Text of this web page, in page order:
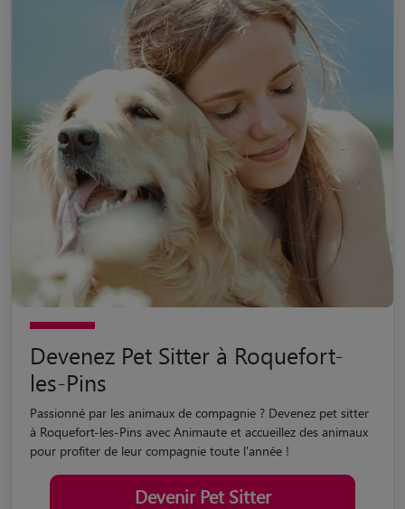
Devenez Pet Sitter à Roquefort-
les-Pins
Passionné par les animaux de compagnie ? Devenez pet sitter
à Roquefort-les-Pins avec Animaute et accueillez des animaux
pour profiter de leur compagnie toute l'année !
Devenir Pet Sitter